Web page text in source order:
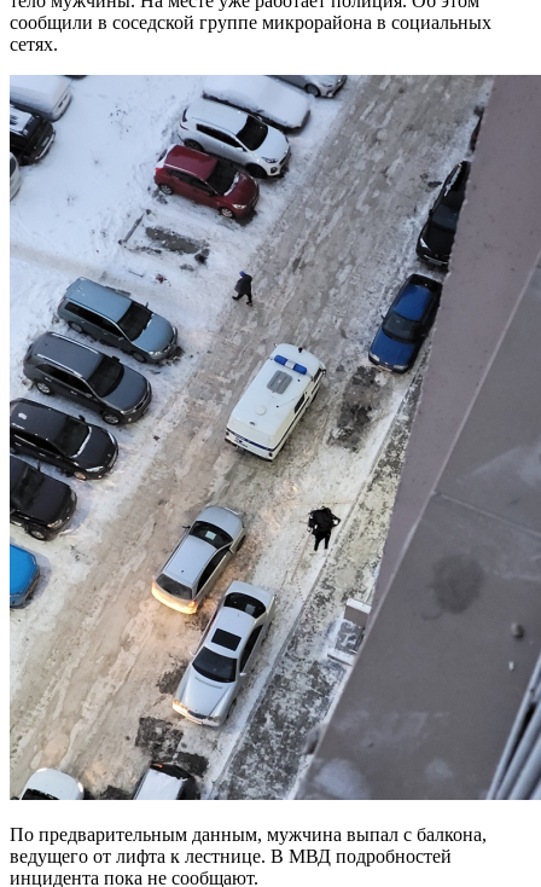
сообщили в соседской группе микрорайона в социальных
сетях.
По предварительным данным, мужчина выпал с балкона,
ведущего от лифта к лестнице. В МВД подробностей
инцидента пока не сообщают.